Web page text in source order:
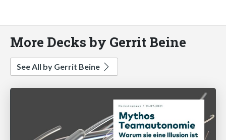
More Decks by Gerrit Beine
See All by Gerrit Beine